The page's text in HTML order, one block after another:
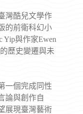
灣酷兒文學作
的前衛科幻小
Yip與作家Ewen
歷史變遷與未
一個完成同性
論與創作自
展現臺灣藝術